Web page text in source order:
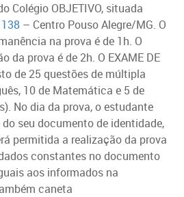
Colégio OBJETIVO, situada
– Centro Pouso Alegre/MG. O
na prova é de 1h. O
da prova é de 2h. O EXAME DE
de 25 questões de múltipla
10 de Matemática e 5 de
No dia da prova, o estudante
seu documento de identidade,
permitida a realização da prova
constantes no documento
aos informados na
caneta